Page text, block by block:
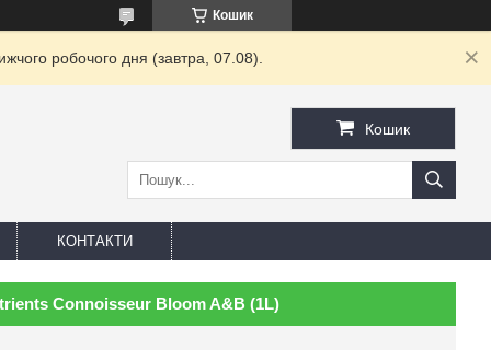
Кошик
робочого дня (завтра, 07.08).
Кошик
КОНТАКТИ
Connoisseur Bloom A&B (1L)